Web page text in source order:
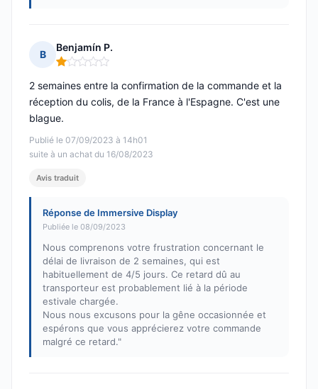
B
Benjamín P.
Note : 1 sur 5
Publié le 07/09/2023 à 14h01
suite à un achat du 16/08/2023
2 semaines entre la confirmation de la commande et la
réception du colis, de la France à l'Espagne. C'est une
blague.
Avis traduit
Réponse de Immersive Display
Publiée le 08/09/2023
Nous comprenons votre frustration concernant le
délai de livraison de 2 semaines, qui est
habituellement de 4/5 jours. Ce retard dû au
transporteur est probablement lié à la période
estivale chargée.
Nous nous excusons pour la gêne occasionnée et
espérons que vous apprécierez votre commande
malgré ce retard."